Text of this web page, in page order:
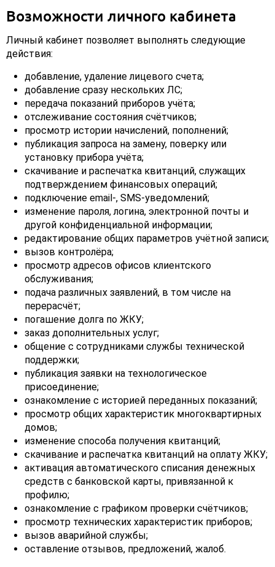
Возможности личного кабинета
Личный кабинет позволяет выполнять следующие
действия:
добавление, удаление лицевого счета;
добавление сразу нескольких ЛС;
передача показаний приборов учёта;
отслеживание состояния счётчиков;
просмотр истории начислений, пополнений;
публикация запроса на замену, поверку или
установку прибора учёта;
скачивание и распечатка квитанций, служащих
подтверждением финансовых операций;
подключение email-, SMS-уведомлений;
изменение пароля, логина, электронной почты и
другой конфиденциальной информации;
редактирование общих параметров учётной записи;
вызов контролёра;
просмотр адресов офисов клиентского
обслуживания;
подача различных заявлений, в том числе на
перерасчёт;
погашение долга по ЖКУ;
заказ дополнительных услуг;
общение с сотрудниками службы технической
поддержки;
публикация заявки на технологическое
присоединение;
ознакомление с историей переданных показаний;
просмотр общих характеристик многоквартирных
домов;
изменение способа получения квитанций;
скачивание и распечатка квитанций на оплату ЖКУ;
активация автоматического списания денежных
средств с банковской карты, привязанной к
профилю;
ознакомление с графиком проверки счётчиков;
просмотр технических характеристик приборов;
вызов аварийной службы;
оставление отзывов, предложений, жалоб.